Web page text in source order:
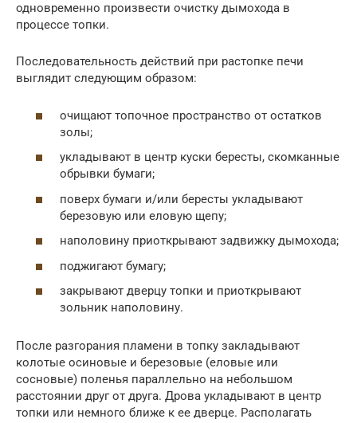
одновременно произвести очистку дымохода в
процессе топки.
Последовательность действий при растопке печи
выглядит следующим образом:
очищают топочное пространство от остатков
золы;
укладывают в центр куски бересты, скомканные
обрывки бумаги;
поверх бумаги и/или бересты укладывают
березовую или еловую щепу;
наполовину приоткрывают задвижку дымохода;
поджигают бумагу;
закрывают дверцу топки и приоткрывают
зольник наполовину.
После разгорания пламени в топку закладывают
колотые осиновые и березовые (еловые или
сосновые) поленья параллельно на небольшом
расстоянии друг от друга. Дрова укладывают в центр
топки или немного ближе к ее дверце. Располагать